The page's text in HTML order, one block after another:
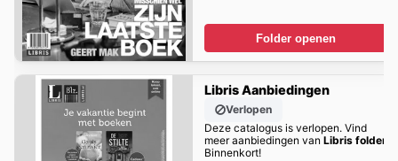
Folder openen
Libris Aanbiedingen
Verlopen
Deze catalogus is verlopen. Vind
meer aanbiedingen van Libris folder
Binnenkort!